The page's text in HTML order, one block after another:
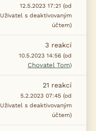
12.5.2023 17:21 (od
Uživatel s deaktivovaným
účtem)
3 reakcí
10.5.2023 14:56 (od
Chovatel Tom)
21 reakcí
5.2.2023 07:45 (od
Uživatel s deaktivovaným
účtem)